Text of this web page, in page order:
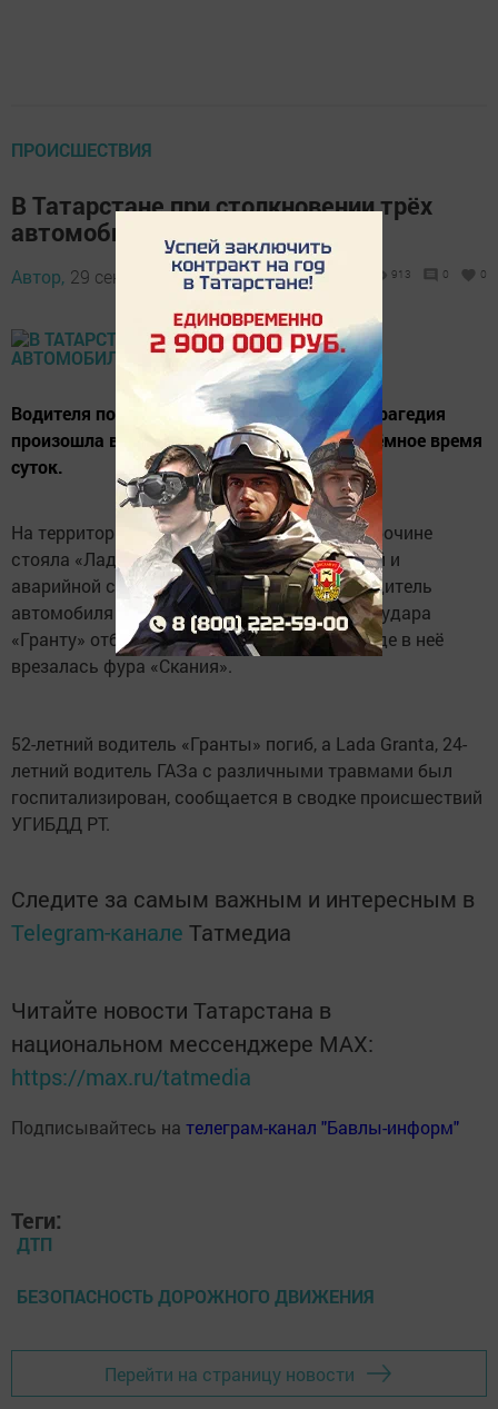
ПРОИСШЕСТВИЯ
В Татарстане при столкновении трёх
автомобилей погиб человек
Автор, 29 сентября 2016 - 19:51 913 0 0
Водителя погубили не включенные фары. Трагедия
произошла в 125 километрах от Бавлов в тёмное время
суток.
На территории Сармановского района на обочине
стояла «Лада Гранта» без габаритных огней и
аварийной сигнализации. Её не заметил водитель
автомобиля ГАЗ-28444 и врезался в неё. От удара
«Гранту» отбросило на встречную полосу, где в неё
врезалась фура «Скания».
52-летний водитель «Гранты» погиб, а Lada Granta, 24-
летний водитель ГАЗа с различными травмами был
госпитализирован, сообщается в сводке происшествий
УГИБДД РТ.
Следите за самым важным и интересным в
Telegram-канале Татмедиа
Читайте новости Татарстана в
национальном мессенджере MАХ:
https://max.ru/tatmedia
Подписывайтесь на телеграм-канал "Бавлы-информ"
Теги:
ДТП
БЕЗОПАСНОСТЬ ДОРОЖНОГО ДВИЖЕНИЯ
Перейти на страницу новости